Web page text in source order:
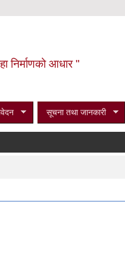
निर्माणको आधार "
सूचना तथा जानकारी